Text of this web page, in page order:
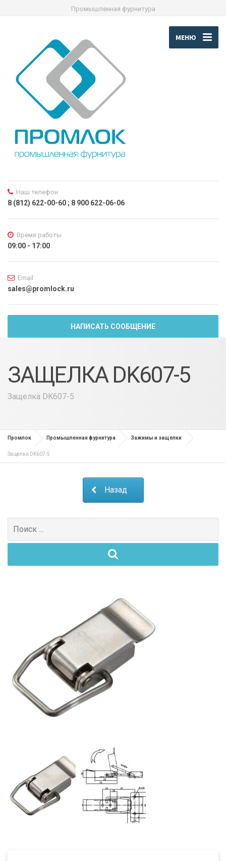
Промышленная фурнитура
МЕНЮ
Наш телефон
8 (812) 622-00-60 ; 8 900 622-06-06
Время работы
09:00 - 17:00
Email
sales@promlock.ru
НАПИСАТЬ СООБЩЕНИЕ
ЗАЩЕЛКА DK607-5
Защелка DK607-5
Промлок Промышленная фурнитура Зажимы и защелки
Защелка DK607-5
Назад
Поиск
для: